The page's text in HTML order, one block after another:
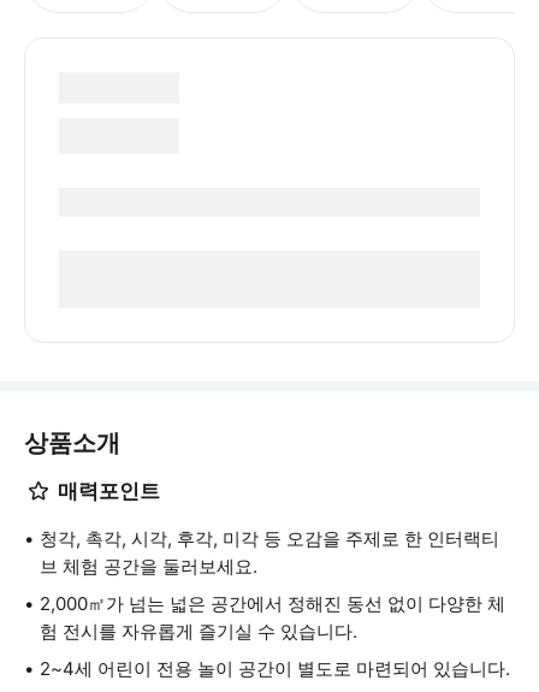
상품소개
매력포인트
청각, 촉각, 시각, 후각, 미각 등 오감을 주제로 한 인터랙티
브 체험 공간을 둘러보세요.
2,000㎡가 넘는 넓은 공간에서 정해진 동선 없이 다양한 체
험 전시를 자유롭게 즐기실 수 있습니다.
2~4세 어린이 전용 놀이 공간이 별도로 마련되어 있습니다.